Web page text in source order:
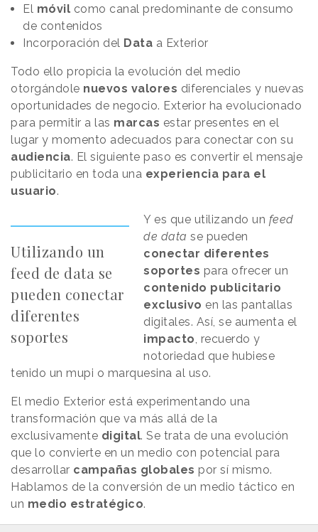
El móvil como canal predominante de consumo
de contenidos
Incorporación del Data a Exterior
Todo ello propicia la evolución del medio
otorgándole nuevos valores diferenciales y nuevas
oportunidades de negocio. Exterior ha evolucionado
para permitir a las marcas estar presentes en el
lugar y momento adecuados para conectar con su
audiencia. El siguiente paso es convertir el mensaje
publicitario en toda una experiencia para el
usuario.
Utilizando un
feed de data se
pueden conectar
diferentes
soportes
Y es que utilizando un feed
de data se pueden
conectar diferentes
soportes para ofrecer un
contenido publicitario
exclusivo en las pantallas
digitales. Así, se aumenta el
impacto, recuerdo y
notoriedad que hubiese
tenido un mupi o marquesina al uso.
El medio Exterior está experimentando una
transformación que va más allá de la
exclusivamente digital. Se trata de una evolución
que lo convierte en un medio con potencial para
desarrollar campañas globales por sí mismo.
Hablamos de la conversión de un medio táctico en
un medio estratégico.